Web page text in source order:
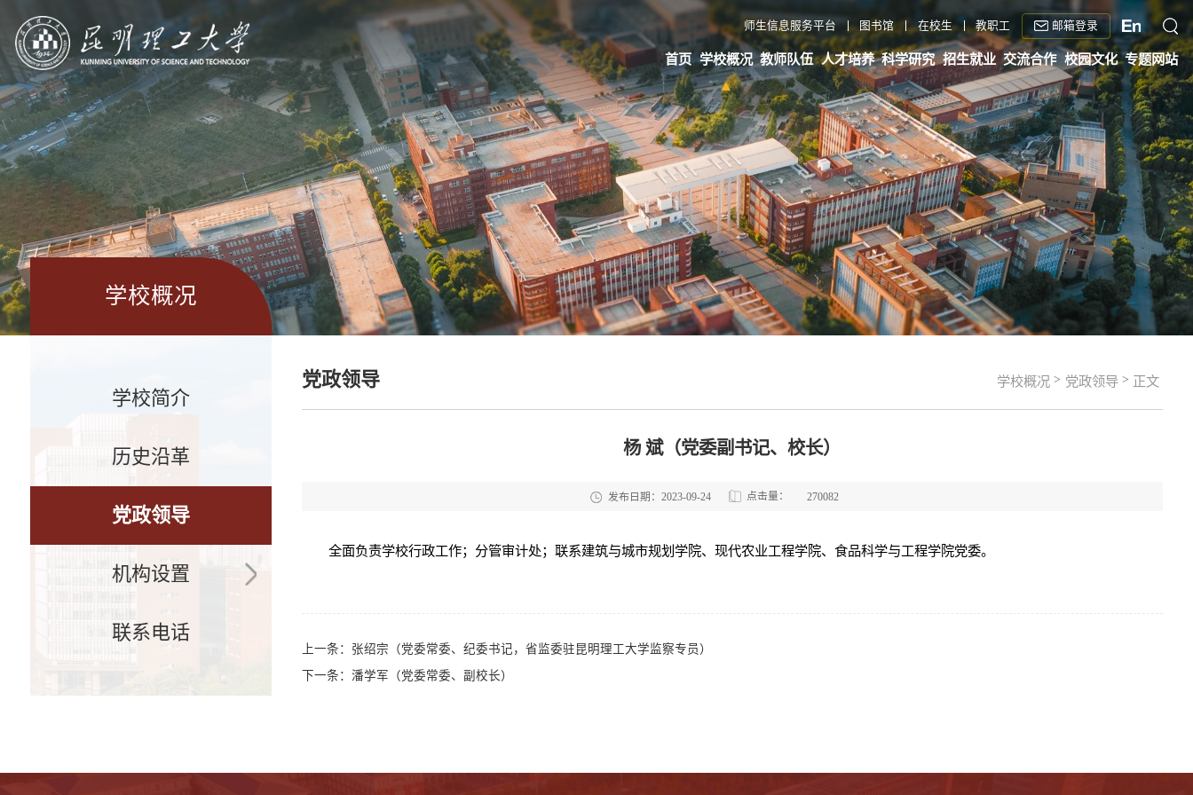
师生信息服务平台 图书馆 在校生 教职工 邮箱登录
首页 学校概况 教师队伍 人才培养 科学研究 招生就业 交流合作 校园文化 专题网站
学校概况
学校简介
历史沿革
党政领导
机构设置
联系电话
学校概况 > 党政领导 > 正文
党政领导
杨 斌（党委副书记、校长）
发布日期：2023-09-24 点击量： 270082
全面负责学校行政工作；分管审计处；联系建筑与城市规划学院、现代农业工程学院、食品科学与工程学院党委。
上一条： 张绍宗（党委常委、纪委书记，省监委驻昆明理工大学监察专员）
下一条： 潘学军（党委常委、副校长）